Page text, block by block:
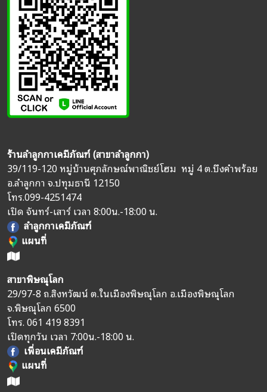
ร้านลำลูกกาเคมีภัณฑ์ (สาขาลำลูกกา)
39/119-120 หมู่บ้านศุภลักษณ์พาณิชย์โฮม หมู่ 4 ต.บึงคำพร้อย
อ.ลำลูกกา จ.ปทุมธานี 12150
โทร.099-4251474
เปิด จันทร์-เสาร์ เวลา 8:00น.-18:00 น.
ลำลูกกาเคมีภัณฑ์
แผนที่
สาขาพิษณุโลก
29/97-8 ถ.สิงหวัฒน์ ต.ในเมืองพิษณุโลก อ.เมืองพิษณุโลก
จ.พิษณุโลก 6500
โทร.061 419 8391
เปิดทุกวัน เวลา 7:00น.-18:00 น.
เพื่อนเคมีภัณฑ์
แผนที่